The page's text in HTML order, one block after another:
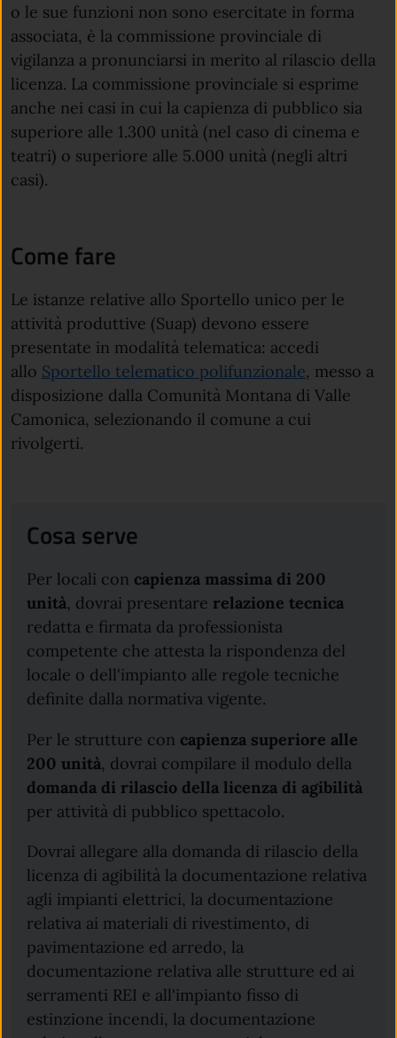
o le sue funzioni non sono esercitate in forma
associata, è la commissione provinciale di
vigilanza a pronunciarsi in merito al rilascio della
licenza. La commissione provinciale si esprime
anche nei casi in cui la capienza di pubblico sia
superiore alle 1.300 unità (nel caso di cinema e
teatri) o superiore alle 5.000 unità (negli altri
casi).
Come fare
Le istanze relative allo Sportello unico per le
attività produttive (Suap) devono essere
presentate in modalità telematica: accedi
allo Sportello telematico polifunzionale, messo a
disposizione dalla Comunità Montana di Valle
Camonica, selezionando il comune a cui
rivolgerti.
Cosa serve
Per locali con capienza massima di 200
unità, dovrai presentare relazione tecnica
redatta e firmata da professionista
competente che attesta la rispondenza del
locale o dell'impianto alle regole tecniche
definite dalla normativa vigente.
Per le strutture con capienza superiore alle
200 unità, dovrai compilare il modulo della
domanda di rilascio della licenza di agibilità
per attività di pubblico spettacolo.
Dovrai allegare alla domanda di rilascio della
licenza di agibilità la documentazione relativa
agli impianti elettrici, la documentazione
relativa ai materiali di rivestimento, di
pavimentazione ed arredo, la
documentazione relativa alle strutture ed ai
serramenti REI e all'impianto fisso di
estinzione incendi, la documentazione